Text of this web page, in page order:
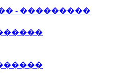
- ���������